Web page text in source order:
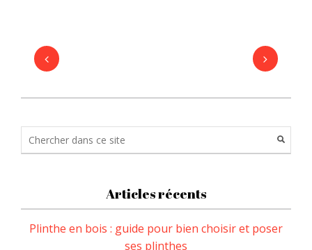
Articles récents
Plinthe en bois : guide pour bien choisir et poser
ses plinthes